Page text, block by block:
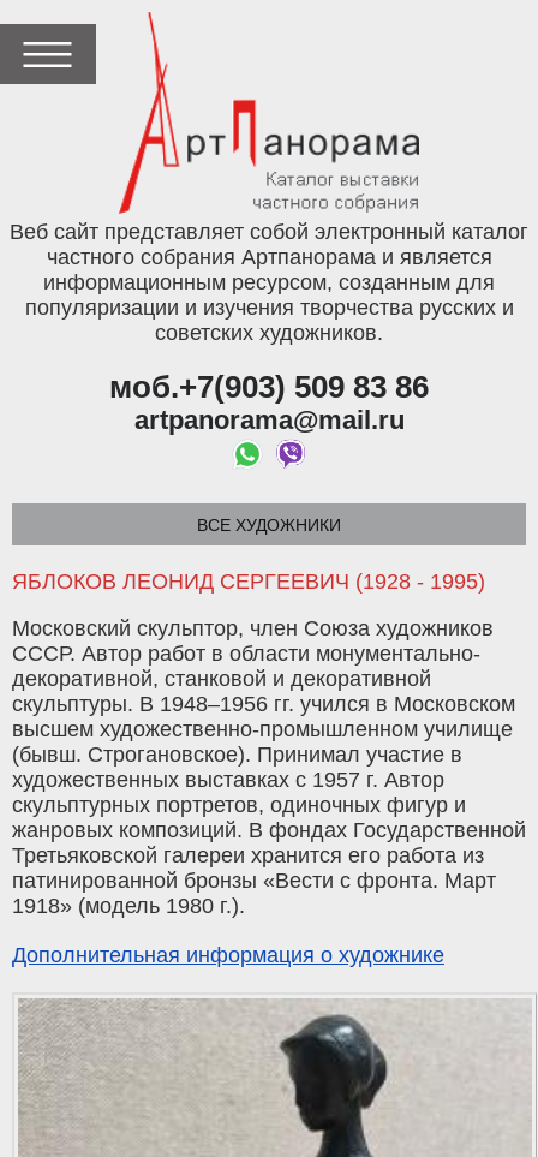
Веб сайт представляет собой электронный каталог
частного собрания Артпанорама и является
информационным ресурсом, созданным для
популяризации и изучения творчества русских и
советских художников.
моб.+7(903) 509 83 86
artpanorama@mail.ru
ВСЕ ХУДОЖНИКИ
ЯБЛОКОВ ЛЕОНИД СЕРГЕЕВИЧ (1928 - 1995)
Московский скульптор, член Союза художников
СССР. Автор работ в области монументально-
декоративной, станковой и декоративной
скульптуры. В 1948–1956 гг. учился в Московском
высшем художественно-промышленном училище
(бывш. Строгановское). Принимал участие в
художественных выставках с 1957 г. Автор
скульптурных портретов, одиночных фигур и
жанровых композиций. В фондах Государственной
Третьяковской галереи хранится его работа из
патинированной бронзы «Вести с фронта. Март
1918» (модель 1980 г.).
Дополнительная информация о художнике